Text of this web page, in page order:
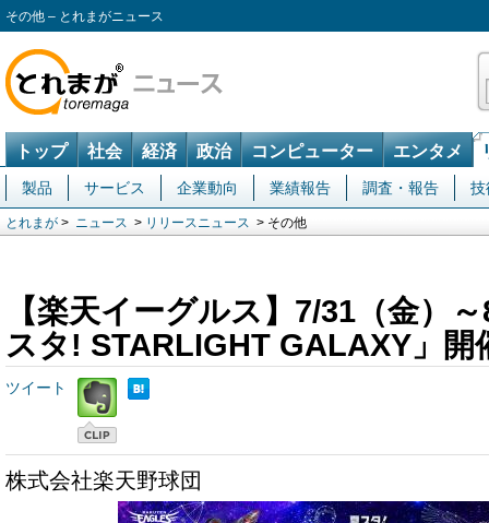
その他 – とれまがニュース
トップ 社会 経済 政治 コンピューター エンタメ
製品 サービス 企業動向 業績報告 調査・報告 技
とれまが > ニュース > リリースニュース > その他
【楽天イーグルス】7/31（金）
スタ! STARLIGHT GALAXY」開
ツイート
株式会社楽天野球団